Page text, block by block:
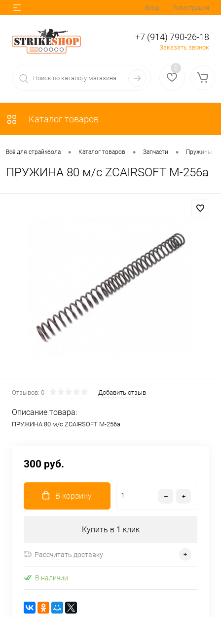
Вход Регистрация
+7 (914) 790-26-18
Заказать звонок
0
Каталог товаров
Всё для страйкбола • Каталог товаров • Запчасти • Пружины
ПРУЖИНА 80 м/с ZCAIRSOFT M-256a
Отзывов: 0 Добавить отзыв
Описание товара:
ПРУЖИНА 80 м/с ZCAIRSOFT M-256a
300 руб.
В корзину
Купить в 1 клик
Рассчитать доставку
В наличии